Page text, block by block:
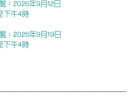
：2026年9月12日
下午4時
：2026年9月19日
下午4時